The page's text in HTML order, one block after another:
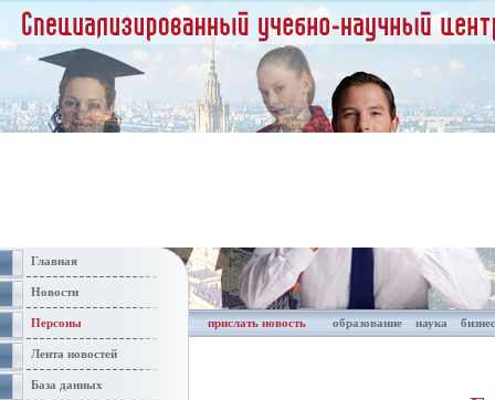
Главная
Новости
Персоны
Лента новостей
База данных
прислать новость образование наука бизнес